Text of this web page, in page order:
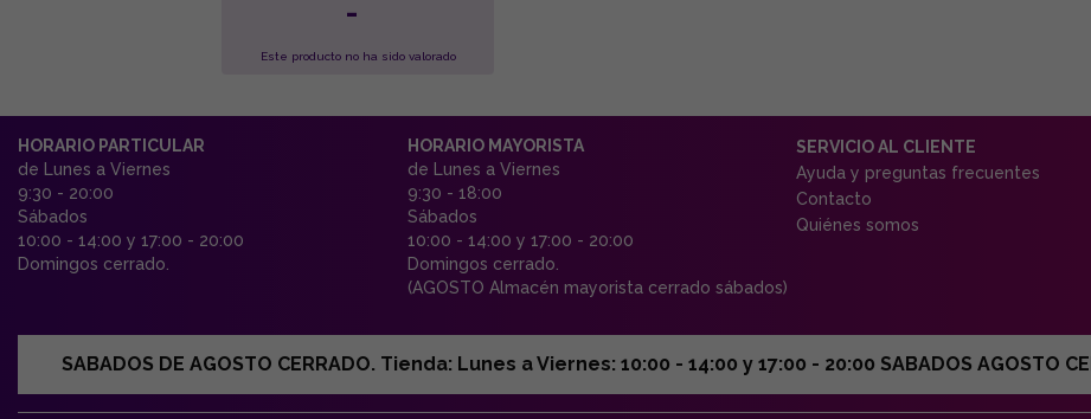
-
Este producto no ha sido valorado
HORARIO PARTICULAR
de Lunes a Viernes
9:30 - 20:00
Sábados
10:00 - 14:00 y 17:00 - 20:00
Domingos cerrado.
HORARIO MAYORISTA
de Lunes a Viernes
9:30 - 18:00
Sábados
10:00 - 14:00 y 17:00 - 20:00
Domingos cerrado.
(AGOSTO Almacén mayorista cerrado sábados)
SERVICIO AL CLIENTE
Ayuda y preguntas frecuentes
Contacto
Quiénes somos
SABADOS DE AGOSTO CERRADO. Tienda: Lunes a Viernes: 10:00 - 14:00 y 17:00 - 20:00 SABADOS AGOSTO